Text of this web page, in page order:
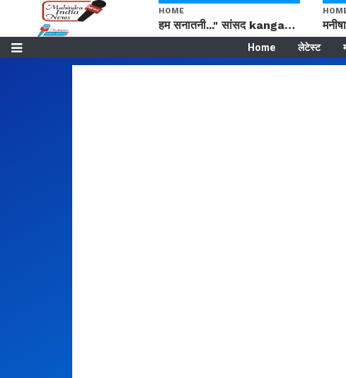
HOME
हम सनातनी..." सांसद kangana Ranaut से क्या बोली लड़की? Viral Jantar-Mantar | CJP protest
Home लेटेस्ट